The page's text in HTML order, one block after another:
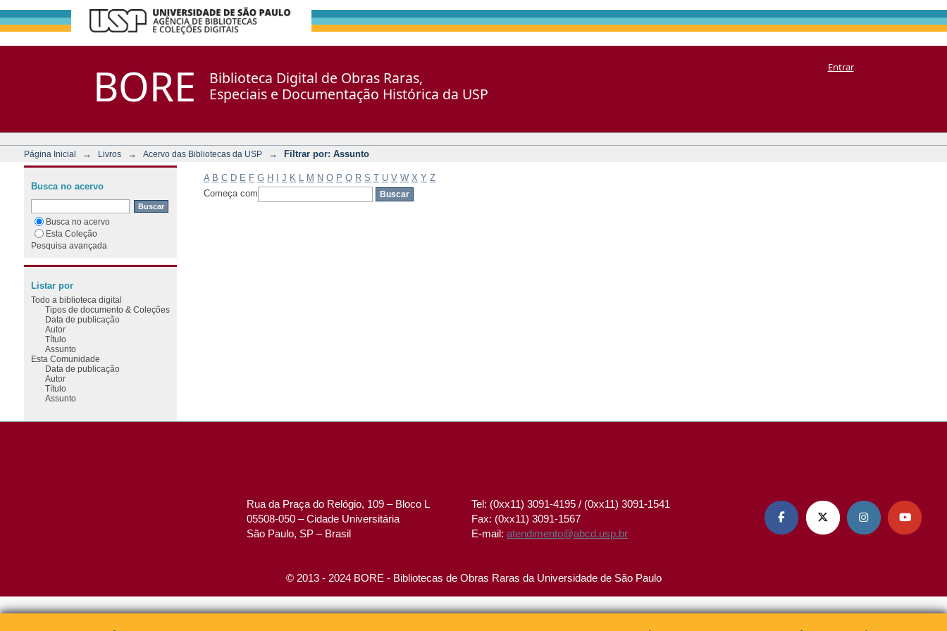
BORE
Biblioteca Digital de Obras Raras,
Especiais e Documentação Histórica da USP
Entrar
Página Inicial → Livros → Acervo das Bibliotecas da USP → Filtrar por: Assunto
A B C D E F G H J K M N O P Q R S T U V W X Y Z
Começa com
Busca no acervo
Busca no acervo
Esta Coleção
Pesquisa avançada
Listar por
Todo a biblioteca digital
Tipos de documento & Coleções
Data de publicação
Autor
Título
Assunto
Esta Comunidade
Data de publicação
Autor
Título
Assunto
Rua da Praça do Relógio, 109 – Bloco L
05508-050 – Cidade Universitária
São Paulo, SP – Brasil
Tel: (0xx11) 3091-4195 / (0xx11) 3091-1541
Fax: (0xx11) 3091-1567
E-mail:atendimento@abcd.usp.br
   
© 2013 - 2024 BORE - Bibliotecas de Obras Raras da Universidade de São Paulo